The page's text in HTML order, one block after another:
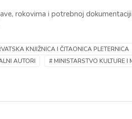
rokovima i potrebnoj
KNJIŽNICA I ČITAONICA PLETERNICA
AUTORI # MINISTARSTVO KULTURE I